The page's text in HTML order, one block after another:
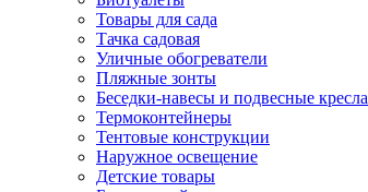
Товары для сада
Тачка садовая
Уличные обогреватели
Пляжные зонты
Беседки-навесы и подвесные кресла
Термоконтейнеры
Тентовые конструкции
Наружное освещение
Детские товары